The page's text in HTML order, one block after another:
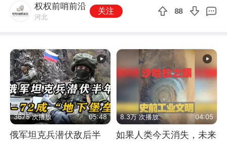
权权前哨前沿
河北
关注 88
3675 次播放 05:48
俄军坦克兵潜伏敌后半
8.3万 次播放 04:05
如果人类今天消失，未来